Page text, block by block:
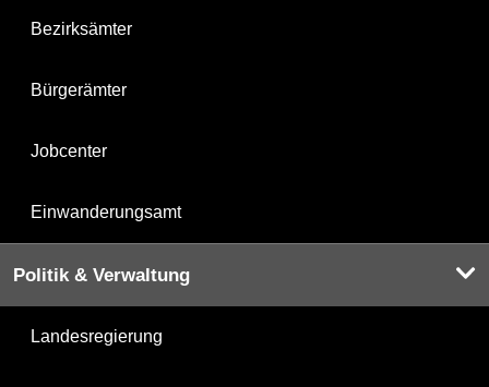
Bezirksämter
Bürgerämter
Jobcenter
Einwanderungsamt
Politik & Verwaltung
Landesregierung